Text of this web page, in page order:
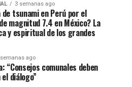
3 semanas ago
tsunami en Perú por el
magnitud 7.4 en México? La
y espiritual de los grandes
ago
“Consejos comunales deben
diálogo”